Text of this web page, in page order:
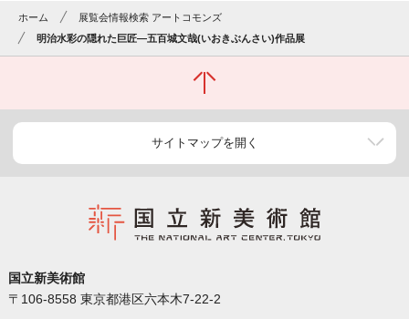
ホーム
展覧会情報検索 アートコモンズ
明治水彩の隠れた巨匠―五百城文哉(いおきぶんさい)作品展
サイトマップを開く
国立新美術館
〒106-8558 東京都港区六本木7-22-2